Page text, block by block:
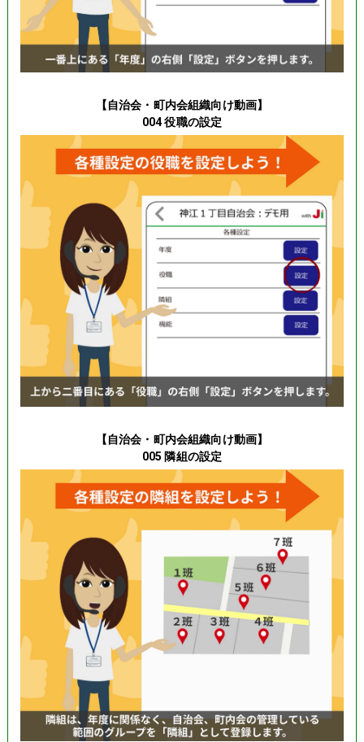
【自治会・町内会組織向け動画】
004 役職の設定
【自治会・町内会組織向け動画】
005 隣組の設定